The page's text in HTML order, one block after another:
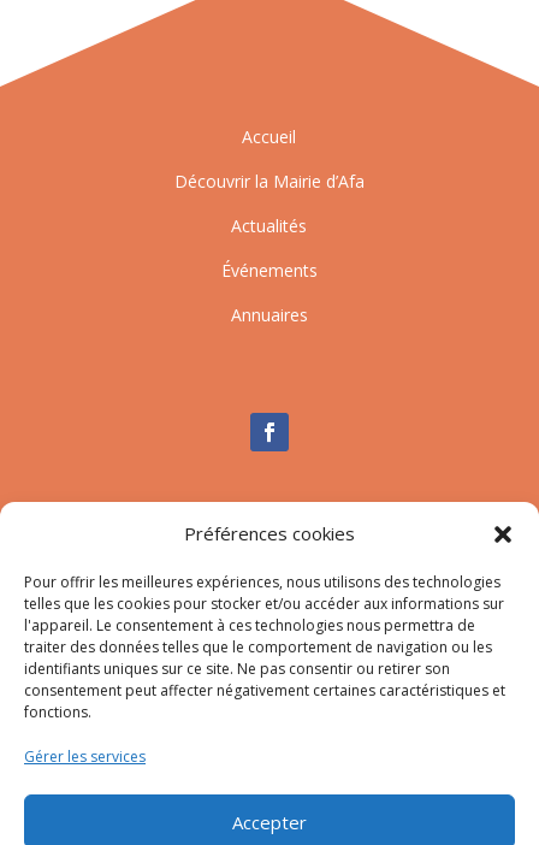
Préférences cookies
Pour offrir les meilleures expériences, nous utilisons des technologies
telles que les cookies pour stocker et/ou accéder aux informations sur
l'appareil. Le consentement à ces technologies nous permettra de
traiter des données telles que le comportement de navigation ou les
identifiants uniques sur ce site. Ne pas consentir ou retirer son
consentement peut affecter négativement certaines caractéristiques et
fonctions.
Gérer les services
Accepter
Accueil
Découvrir la Mairie d’Afa
Actualités
Événements
Annuaires
Nous contacter
Mail:secretariat-mairie@afa.corsica
Adresse :785 Strada d’Afà – Merria 20167 Afa
© 2023 Mairie d’Afa – Réalisation